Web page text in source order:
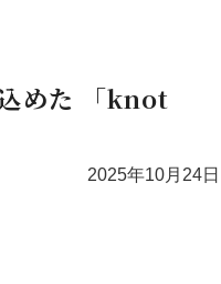
めた 「knot
2025年10月24日